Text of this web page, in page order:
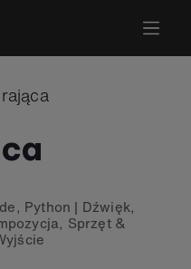
, Python | Dźwięk,
, Sprzęt &